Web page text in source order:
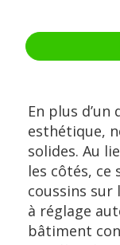
En plus
esthétique,
solides. Au
les côtés, ce
coussins sur
à réglage
bâtiment